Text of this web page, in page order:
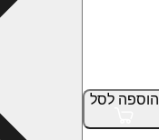
הוספה לסל